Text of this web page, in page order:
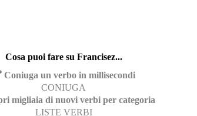
Cosa puoi fare su Francisez...
Coniuga un verbo in millisecondi
CONIUGA
migliaia di nuovi verbi per categoria
LISTE VERBI